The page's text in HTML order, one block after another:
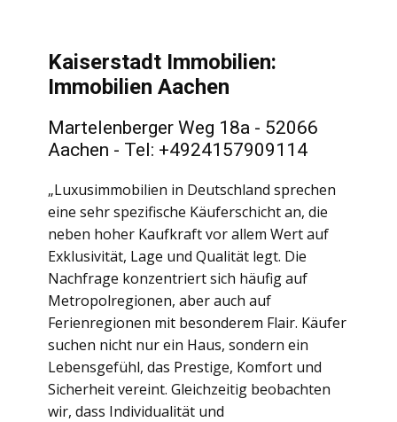
Kaiserstadt Immobilien:
Immobilien Aachen
Martelenberger Weg 18a - 52066
Aachen - Tel: +4924157909114
„Luxusimmobilien in Deutschland sprechen
eine sehr spezifische Käuferschicht an, die
neben hoher Kaufkraft vor allem Wert auf
Exklusivität, Lage und Qualität legt. Die
Nachfrage konzentriert sich häufig auf
Metropolregionen, aber auch auf
Ferienregionen mit besonderem Flair. Käufer
suchen nicht nur ein Haus, sondern ein
Lebensgefühl, das Prestige, Komfort und
Sicherheit vereint. Gleichzeitig beobachten
wir, dass Individualität und